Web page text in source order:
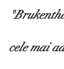
cele mai